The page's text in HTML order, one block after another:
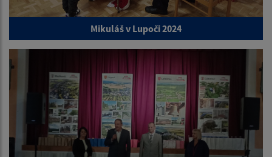
Mikuláš v Lupoči 2024